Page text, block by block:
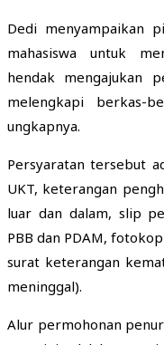
Dedi menyampaikan
mahasiswa untuk
hendak mengajukan
melengkapi berkas-
ungkapnya.
Persyaratan tersebut
UKT, keterangan
luar dan dalam, slip
PBB dan PDAM,
surat keterangan
meninggal).
Alur permohonan